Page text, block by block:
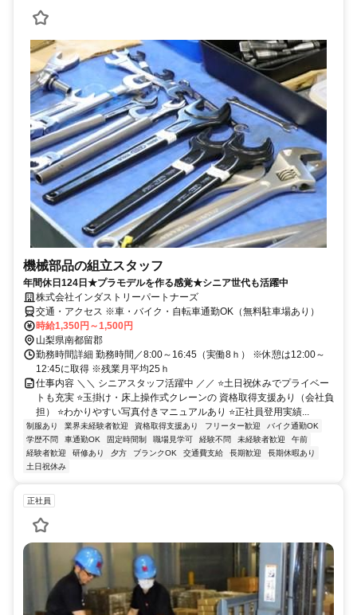
機械部品の組立スタッフ
年間休日124日★プラモデルを作る感覚★シニア世代も活躍中
株式会社インダストリーパートナーズ
交通・アクセス ※車・バイク・自転車通勤OK（無料駐車場あり）
時給1,350円～1,500円
山梨県南都留郡
勤務時間詳細 勤務時間／8:00～16:45（実働8ｈ） ※休憩は12:00～
12:45に取得 ※残業月平均25ｈ
仕事内容 ＼＼ シニアスタッフ活躍中 ／／ ⭐土日祝休みでプライベー
トも充実 ⭐玉掛け・床上操作式クレーンの 資格取得支援あり（会社負
担） ⭐わかりやすい写真付きマニュアルあり ⭐正社員登用実績...
制服あり 業界未経験者歓迎 資格取得支援あり フリーター歓迎
バイク通勤OK
学歴不問
車通勤OK 固定時間制 職場見学可 経験不問 未経験者歓迎
午前
経験者歓迎
研修あり 夕方 ブランクOK 交通費支給 長期歓迎
長期休暇あり
土日祝休み
正社員